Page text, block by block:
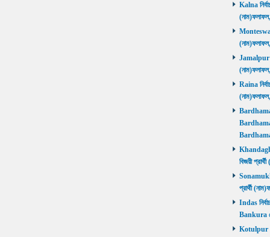
Kalna
Monteswar
Jamalpur
Raina
বিজয়ী
Sonamukhi
প্রার্থী
Indas
Bankura
Kotulpur